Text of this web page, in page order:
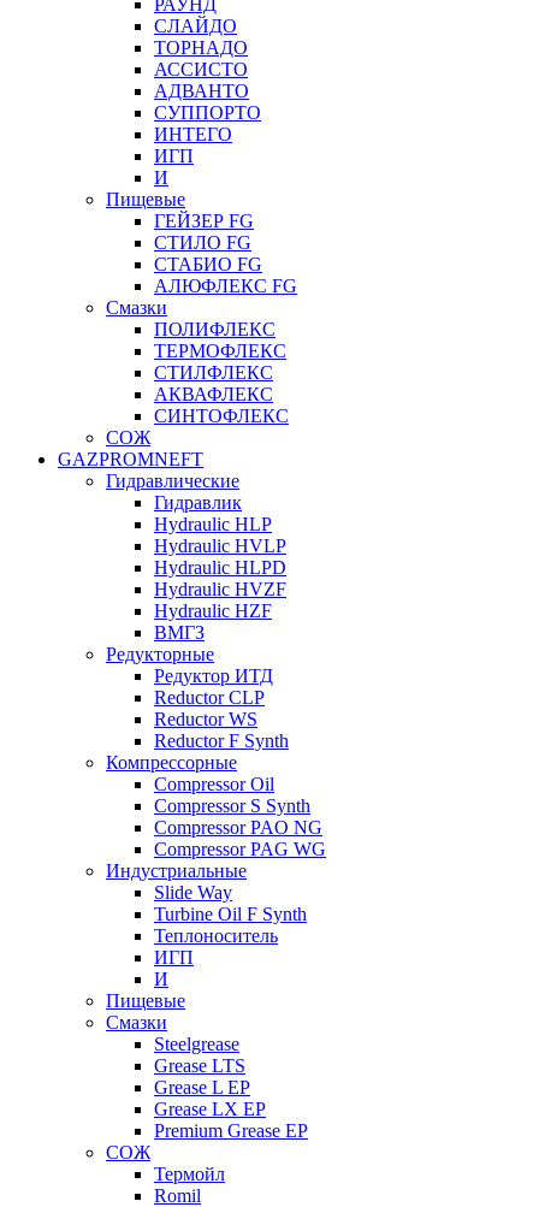
РАУНД
СЛАЙДО
ТОРНАДО
АССИСТО
АДВАНТО
СУППОРТО
ИНТЕГО
ИГП
И
Пищевые
ГЕЙЗЕР FG
СТИЛО FG
СТАБИО FG
АЛЮФЛЕКС FG
Смазки
ПОЛИФЛЕКС
ТЕРМОФЛЕКС
СТИЛФЛЕКС
АКВАФЛЕКС
СИНТОФЛЕКС
СОЖ
GAZPROMNEFT
Гидравлические
Гидравлик
Hydraulic HLP
Hydraulic HVLP
Hydraulic HLPD
Hydraulic HVZF
Hydraulic HZF
ВМГЗ
Редукторные
Редуктор ИТД
Reductor CLP
Reductor WS
Reductor F Synth
Компрессорные
Compressor Oil
Compressor S Synth
Compressor PAO NG
Compressor PAG WG
Индустриальные
Slide Way
Turbine Oil F Synth
Теплоноситель
ИГП
И
Пищевые
Смазки
Steelgrease
Grease LTS
Grease L EP
Grease LX EP
Premium Grease EP
СОЖ
Термойл
Romil